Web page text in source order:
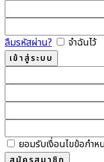
ลืมรหัสผ่าน?
จำฉันไว้
ยอมรับเงื่อนไขข้อกำ